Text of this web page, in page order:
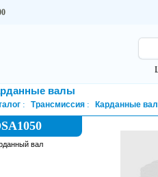
валы
Трансмиссия Карданные
вал